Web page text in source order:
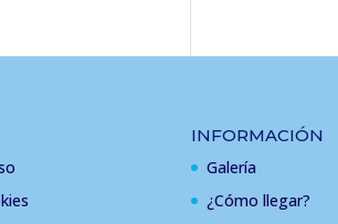
INFORMACIÓN
Galería
¿Cómo llegar?